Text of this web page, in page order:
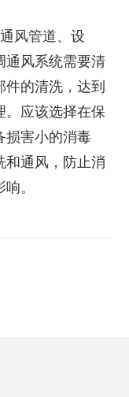
风管道、设
通风系统需要清
的清洗，达到
。应该选择在保
损害小的消毒
和通风，防止消
。